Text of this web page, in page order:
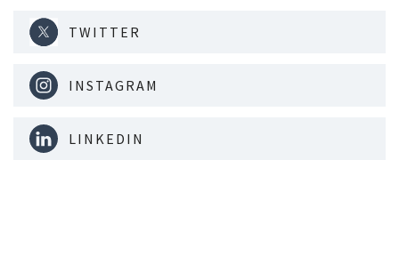
TWITTER
INSTAGRAM
LINKEDIN